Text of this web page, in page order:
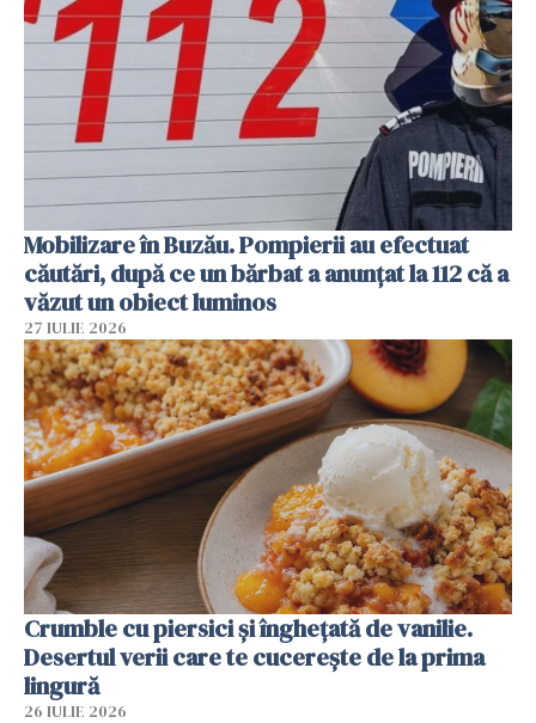
Mobilizare în Buzău. Pompierii au efectuat
căutări, după ce un bărbat a anunțat la 112 că a
văzut un obiect luminos
27 IULIE 2026
Crumble cu piersici și înghețată de vanilie.
Desertul verii care te cucerește de la prima
lingură
26 IULIE 2026